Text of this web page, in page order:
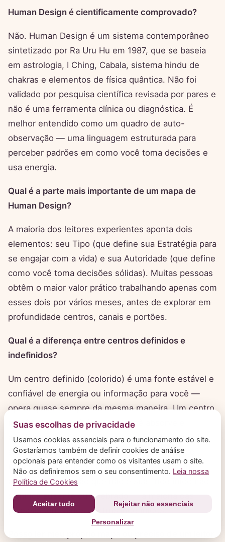
Human Design é cientificamente comprovado?
Não. Human Design é um sistema contemporâneo
sintetizado por Ra Uru Hu em 1987, que se baseia
em astrologia, I Ching, Cabala, sistema hindu de
chakras e elementos de física quântica. Não foi
validado por pesquisa científica revisada por pares e
não é uma ferramenta clínica ou diagnóstica. É
melhor entendido como um quadro de auto-
observação — uma linguagem estruturada para
perceber padrões em como você toma decisões e
usa energia.
Qual é a parte mais importante de um mapa de
Human Design?
A maioria dos leitores experientes aponta dois
elementos: seu Tipo (que define sua Estratégia para
se engajar com a vida) e sua Autoridade (que define
como você toma decisões sólidas). Muitas pessoas
obtêm o maior valor prático trabalhando apenas com
esses dois por vários meses, antes de explorar em
profundidade centros, canais e portões.
Qual é a diferença entre centros definidos e
indefinidos?
Um centro definido (colorido) é uma fonte estável e
confiável de energia ou informação para você —
opera quase sempre da mesma maneira. Um centro
indefinido (branco) é aberto: você absorve e
amplifica a energia das pessoas ao redor naquela
área, o que pode ser fonte de sabedoria com o
tempo mas também um lugar onde você acaba
absorvendo pressão que não é sua. Indefinido não
significa ausente ou quebrado — a maioria das
pessoas tem vários centros indefinidos.
Suas escolhas de privacidade
Usamos cookies essenciais para o funcionamento do site.
Gostaríamos também de definir cookies de análise
opcionais para entender como os visitantes usam o site.
Não os definiremos sem o seu consentimento. Leia nossa
Política de Cookies
Aceitar tudo Rejeitar não essenciais
Personalizar